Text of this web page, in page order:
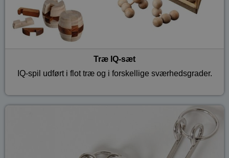
Træ IQ-sæt
IQ-spil udført i flot træ og i forskellige sværhedsgrader.